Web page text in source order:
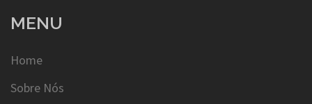
MENU
Home
Sobre Nós